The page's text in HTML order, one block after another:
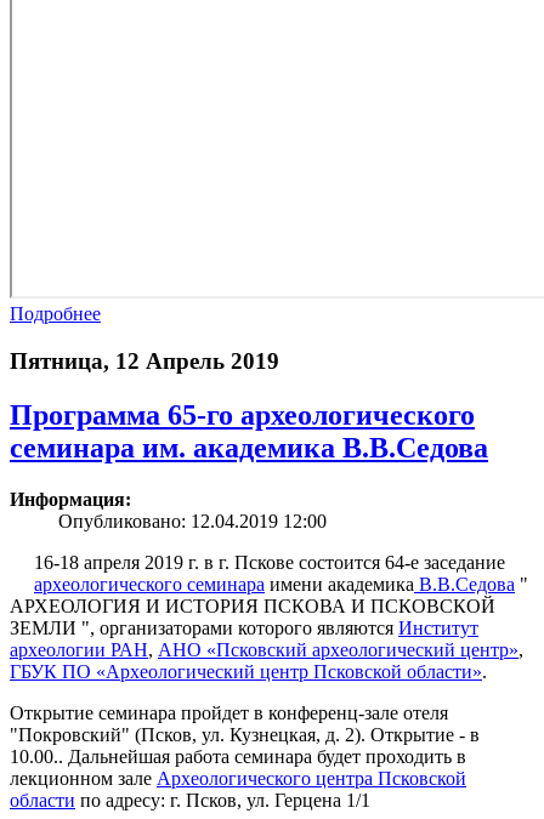
Подробнее
Пятница, 12 Апрель 2019
Программа 65-го археологического
семинара им. академика В.В.Седова
Информация:
Опубликовано: 12.04.2019 12:00
16-18 апреля 2019 г. в г. Пскове состоится 64-е заседание
археологического семинара имени академика В.В.Седова "
АРХЕОЛОГИЯ И ИСТОРИЯ ПСКОВА И ПСКОВСКОЙ
ЗЕМЛИ ", организаторами которого являются Институт
археологии РАН, АНО «Псковский археологический центр»,
ГБУК ПО «Археологический центр Псковской области».
Открытие семинара пройдет в конференц-зале отеля
"Покровский" (Псков, ул. Кузнецкая, д. 2). Открытие - в
10.00.. Дальнейшая работа семинара будет проходить в
лекционном зале Археологического центра Псковской
области по адресу: г. Псков, ул. Герцена 1/1